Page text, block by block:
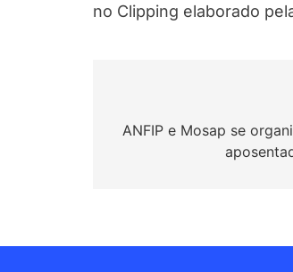
no Clipping elaborado
de
ANFIP e Mosap se